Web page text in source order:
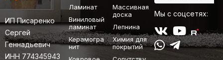
ИП Писаренко
Сергей
Геннадьевич
ИНН 774345943
Ламинат
Виниловый
ламинат
Керамогра
нит
Массивная
доска
Лепнина
Химия для
покрытий
Мы с соцсетях: